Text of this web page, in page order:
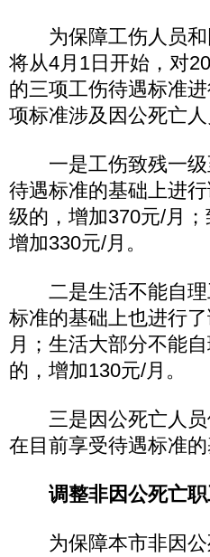
为保障工伤人员和
将从4月1日开始，对
的三项工伤待遇标准
项标准涉及因公死亡人
一是工伤致残一级
待遇标准的基础上进
级的，增加370元/月
增加330元/月。
二是生活不能自理
标准的基础上也进行
月；生活大部分不能
的，增加130元/月。
三是因公死亡人员
在目前享受待遇标准
调整非因公死亡
为保障本市非因公